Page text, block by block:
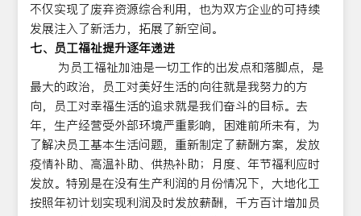
不仅实现了废弃资源综合利用，也为双方企业的可持续
发展注入了新活力，拓展了新空间。
七、员工福祉提升逐年递进
为员工福祉加油是一切工作的出发点和落脚点，是
最大的政治，员工对美好生活的向往就是我努力的方
向，员工对幸福生活的追求就是我们奋斗的目标。去
年，生产经营受外部环境严重影响，困难前所未有，为
了解决员工基本生活问题，重新制定了薪酬方案，发放
疫情补助、高温补助、供热补助；月度、年节福利应时
发放。特别是在没有生产利润的月份情况下，大地化工
按照年初计划实现利润及时发放薪酬，千方百计增加员